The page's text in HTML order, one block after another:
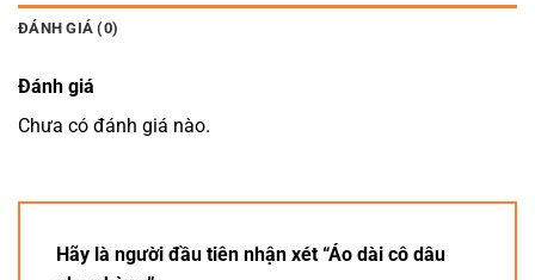
ĐÁNH GIÁ (0)
Đánh giá
Chưa có đánh giá nào.
Hãy là người đầu tiên nhận xét “Áo dài cô dâu